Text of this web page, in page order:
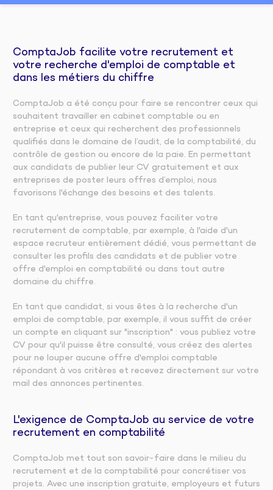
ComptaJob facilite votre recrutement et
votre recherche d'emploi de comptable et
dans les métiers du chiffre
ComptaJob a été conçu pour faire se rencontrer ceux qui
souhaitent travailler en cabinet comptable ou en
entreprise et ceux qui recherchent des professionnels
qualifiés dans le domaine de l’audit, de la comptabilité, du
contrôle de gestion ou encore de la paie. En permettant
aux candidats de publier leur CV gratuitement et aux
entreprises de poster leurs offres d’emploi, nous
favorisons l'échange des besoins et des talents.
En tant qu'entreprise, vous pouvez faciliter votre
recrutement de comptable, par exemple, à l'aide d'un
espace recruteur entièrement dédié, vous permettant de
consulter les profils des candidats et de publier votre
offre d'emploi en comptabilité ou dans tout autre
domaine du chiffre.
En tant que candidat, si vous êtes à la recherche d'un
emploi de comptable, par exemple, il vous suffit de créer
un compte en cliquant sur "inscription" : vous publiez votre
CV pour qu'il puisse être consulté, vous créez des alertes
pour ne louper aucune offre d'emploi comptable
répondant à vos critères et recevez directement sur votre
mail des annonces pertinentes.
L'exigence de ComptaJob au service de votre
recrutement en comptabilité
ComptaJob met tout son savoir-faire dans le milieu du
recrutement et de la comptabilité pour concrétiser vos
projets. Avec une inscription gratuite, employeurs et futurs